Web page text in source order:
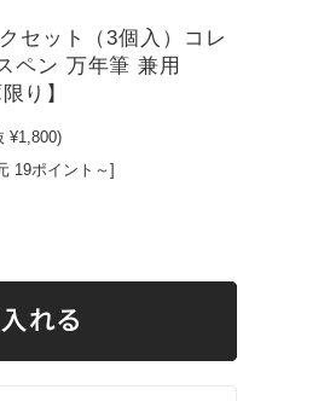
セット（3個入）コレ
ペン 万年筆 兼用
り】
¥1,800)
19ポイント～]